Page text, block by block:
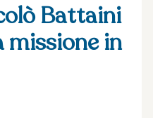
Battaini
missione in